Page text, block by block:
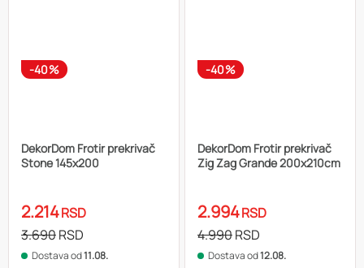
-40%
DekorDom Frotir prekrivač
Stone 145x200
2.214RSD
3.690RSD
Dostava od11.08.
-40%
DekorDom Frotir prekrivač
Zig Zag Grande 200x210cm
2.994RSD
4.990RSD
Dostava od12.08.